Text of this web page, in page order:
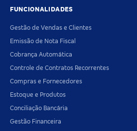
FUNCIONALIDADES
Gestão de Vendas e Clientes
Emissão de Nota Fiscal
Cobrança Automática
Controle de Contratos Recorrentes
Compras e Fornecedores
Estoque e Produtos
Conciliação Bancária
Gestão Financeira